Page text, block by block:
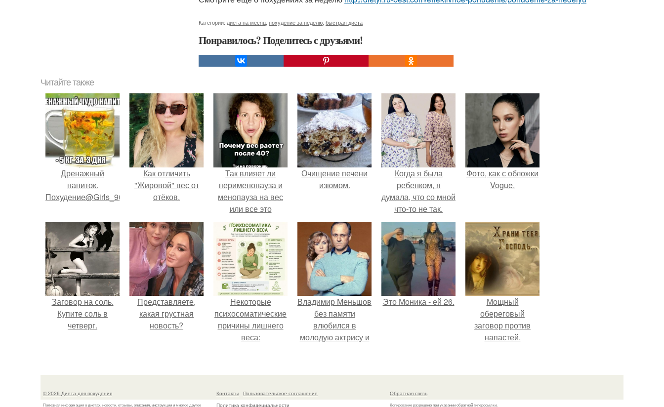
Категории: диета на месяц похудение за неделю быстрая диета
Понравилось? Поделитесь с друзьями!
Читайте также
Дренажный
напиток.
Похудение@Girls_906090.
Как отличить
"Жировой" вес от
отёков.
Так влияет ли
перименопауза и
менопауза на вес
или все это
ерунда?
Очищение печени
изюмом.
Когда я была
ребенком, я
думала, что со мной
что-то не так.
Фото, как с обложки
Vogue.
Заговор на соль.
Купите соль в
четверг.
Представляете,
какая грустная
новость?
Некоторые
психосоматические
причины лишнего
веса:
Владимир Меньшов
без памяти
влюбился в
молодую актрису и
неё.
Это Моника - ей 26.
Мощный
обереговый
заговор против
напастей.
© 2026 Диета для похудения
Полезная информация о диетах, новости, отзывы, описания, инструкции и многое другое
Контакты
Пользовательское соглашение
Политика конфидециальности
Обратная связь
Копирование разрешено при указании обратной гиперссылки.